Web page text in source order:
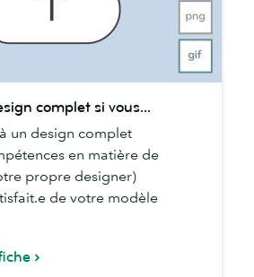
complet si vous...
un design complet
en matière de
propre designer)
de votre modèle